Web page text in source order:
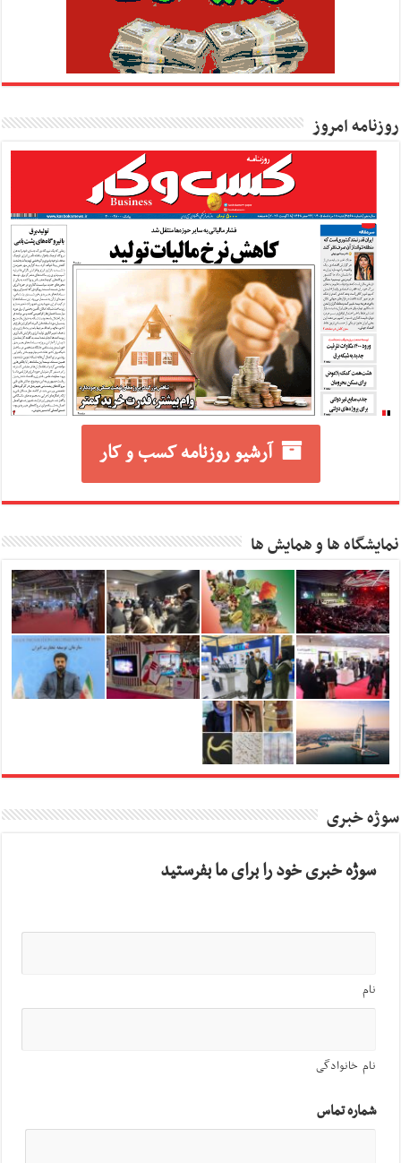
روزنامه امروز
آرشیو روزنامه کسب و کار
نمایشگاه ها و همایش ها
سوژه خبری
سوژه خبری خود را برای ما بفرستید
نام
نام خانوادگی
شماره تماس